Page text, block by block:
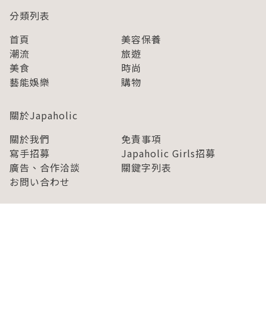
分類列表
首頁
美容保養
潮流
旅遊
美食
時尚
藝能娛樂
購物
關於Japaholic
關於我們
免責事項
寫手招募
Japaholic Girls招募
廣告、合作洽談
關鍵字列表
お問い合わせ